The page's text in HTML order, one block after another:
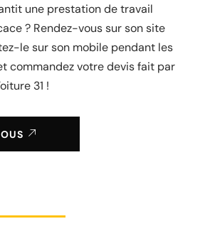
une prestation de travail
? Rendez-vous sur son site
le sur son mobile pendant les
commandez votre devis fait par
31 !